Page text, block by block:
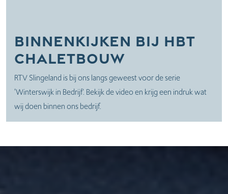
Binnenkijken bij HBT
chaletbouw
RTV Slingeland is bij ons langs geweest voor de serie
‘Winterswijk in Bedrijf’. Bekijk de video en krijg een indruk wat
wij doen binnen ons bedrijf.